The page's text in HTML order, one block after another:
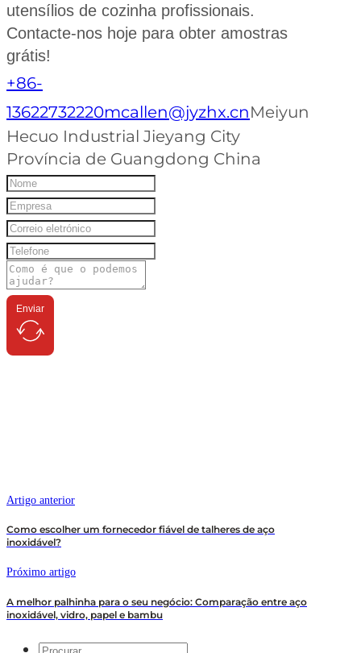
utensílios de cozinha profissionais.
Contacte-nos hoje para obter amostras
grátis!
+86-
13622732220mcallen@jyzhx.cnMeiyun
Hecuo Industrial Jieyang City
Província de Guangdong China
Enviar
Artigo anterior
Como escolher um fornecedor fiável de talheres de aço
inoxidável?
Próximo artigo
A melhor palhinha para o seu negócio: Comparação entre aço
inoxidável, vidro, papel e bambu